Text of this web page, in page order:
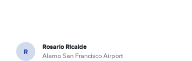
R Rosario Ricalde
Alamo San Francisco Airport